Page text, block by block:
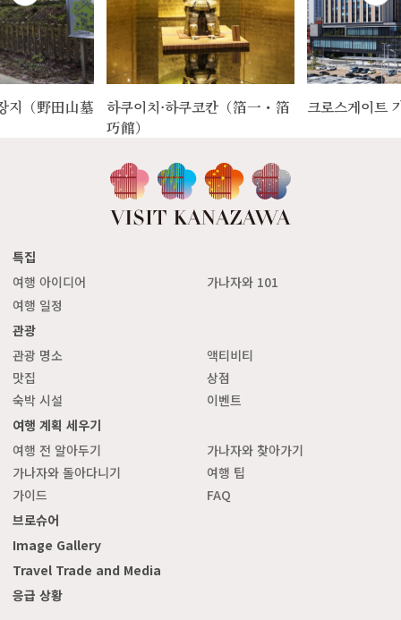
지（野田山墓
하쿠이치·하쿠코칸（箔一・箔
巧館）
크로스게이트
특집
여행 아이디어
가나자와 101
여행 일정
관광
관광 명소
액티비티
맛집
상점
숙박 시설
이벤트
여행 계획 세우기
여행 전 알아두기
가나자와 찾아가기
가나자와 돌아다니기
여행 팁
가이드
FAQ
브로슈어
Image Gallery
Travel Trade and Media
응급 상황